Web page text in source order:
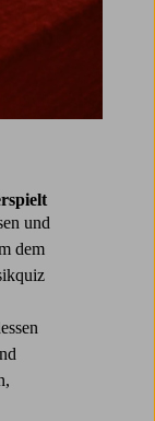
und
dem